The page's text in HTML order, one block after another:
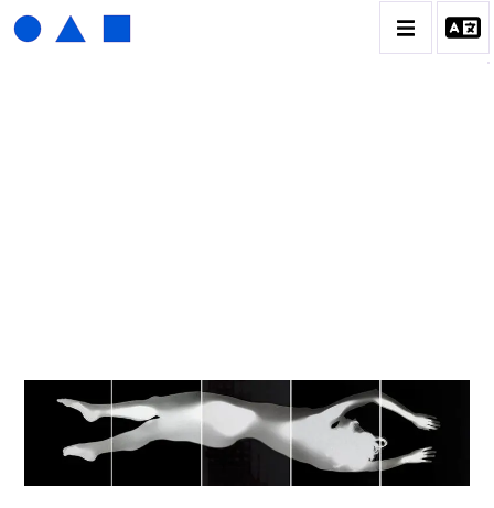
03_COLLAGES
04_DESSINS
05_MONOTYPE
06_ARCHIVES